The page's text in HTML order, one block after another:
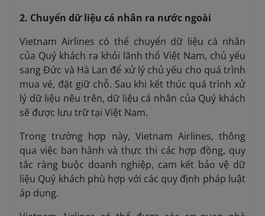
2. Chuyển dữ liệu cá nhân ra nước ngoài
Vietnam Airlines có thể chuyển dữ liệu cá nhân
của Quý khách ra khỏi lãnh thổ Việt Nam, chủ yếu
sang Đức và Hà Lan để xử lý chủ yếu cho quá trình
mua vé, đặt giữ chỗ. Sau khi kết thúc quá trình xử
lý dữ liệu nêu trên, dữ liệu cá nhân của Quý khách
sẽ được lưu trữ tại Việt Nam.
Trong trường hợp này, Vietnam Airlines, thông
qua việc ban hành và thực thi các hợp đồng, quy
tắc ràng buộc doanh nghiệp, cam kết bảo vệ dữ
liệu Quý khách phù hợp với các quy định pháp luật
áp dụng.